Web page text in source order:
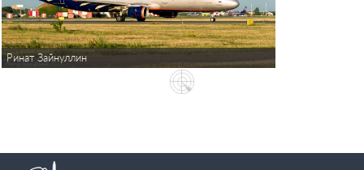
Ринат Зайнуллин